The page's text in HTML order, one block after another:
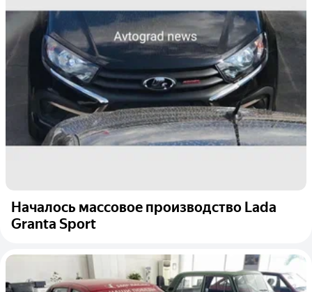
Началось массовое производство Lada
Granta Sport